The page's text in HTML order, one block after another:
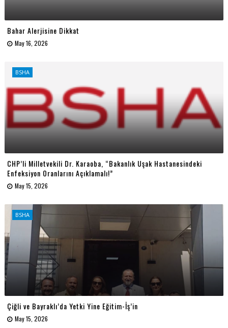
Bahar Alerjisine Dikkat
May 16, 2026
BSHA
CHP’li Milletvekili Dr. Karaoba, “Bakanlık Uşak Hastanesindeki
Enfeksiyon Oranlarını Açıklamalı!”
May 15, 2026
BSHA
Çiğli ve Bayraklı’da Yetki Yine Eğitim-İş’in
May 15, 2026